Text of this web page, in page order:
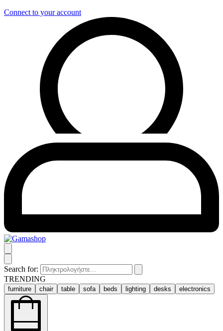
Connect to your account
Search for:
TRENDING
furniture chair table sofa beds lighting desks electronics